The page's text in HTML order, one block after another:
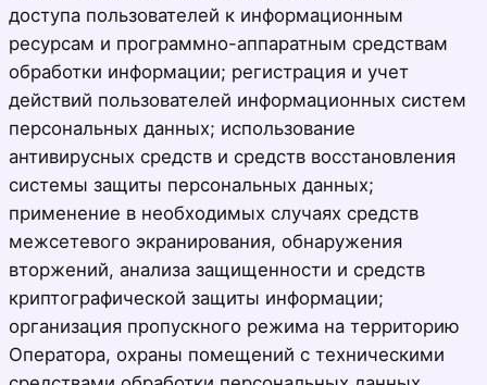
доступа пользователей к информационным
ресурсам и программно-аппаратным средствам
обработки информации; регистрация и учет
действий пользователей информационных систем
персональных данных; использование
антивирусных средств и средств восстановления
системы защиты персональных данных;
применение в необходимых случаях средств
межсетевого экранирования, обнаружения
вторжений, анализа защищенности и средств
криптографической защиты информации;
организация пропускного режима на территорию
Оператора, охраны помещений с техническими